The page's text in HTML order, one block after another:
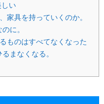
い
家具を持っていくのか。
に。
ものはすべてなくなった
まなくなる。